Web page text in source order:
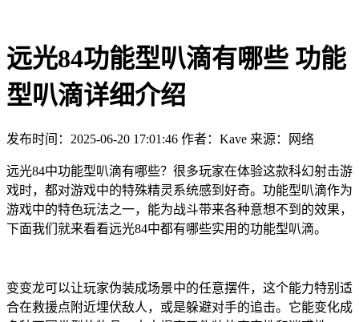
远光84功能型叭滴有哪些 功能
型叭滴详细介绍
发布时间：2025-06-20 17:01:46 作者：Kave 来源：网络
远光84中功能型叭滴有哪些？很多玩家在体验这款科幻射击游
戏时，都对游戏中的特殊精灵系统感到好奇。功能型叭滴作为
游戏中的特色玩法之一，能为战斗带来各种意想不到的效果，
下面我们就来看看远光84中都有哪些实用的功能型叭滴。
变变龙可以让玩家伪装成场景中的任意摆件，这个能力特别适
合在救援点附近埋伏敌人，或是躲避对手的追击。它能变化成